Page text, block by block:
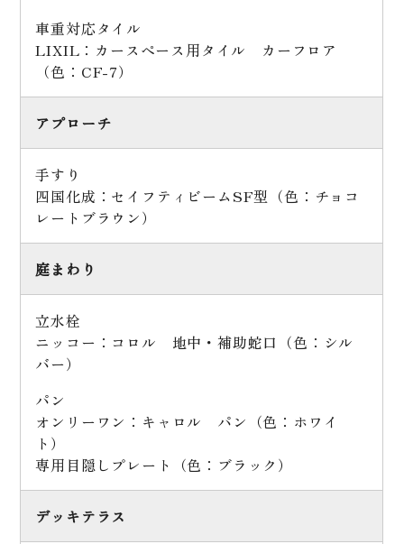
車重対応タイル
LIXIL：カースペース用タイル カーフロア
（色：CF-7）
アプローチ
手すり
四国化成：セイフティビームSF型（色：チョコ
レートブラウン）
庭まわり
立水栓
ニッコー：コロル 地中・補助蛇口（色：シル
バー）
パン
オンリーワン：キャロル パン（色：ホワイ
ト）
専用目隠しプレート（色：ブラック）
デッキテラス